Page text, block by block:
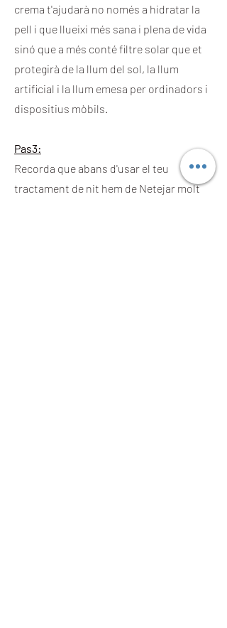
crema t'ajudarà no només a hidratar la
pell i que llueixi més sana i plena de vida
sinó que a més conté filtre solar que et
protegirà de la llum del sol, la llum
artificial i la llum emesa per ordinadors i
dispositius mòbils.
Pas3:
Recorda que abans d'usar el teu
tractament de nit hem de Netejar molt